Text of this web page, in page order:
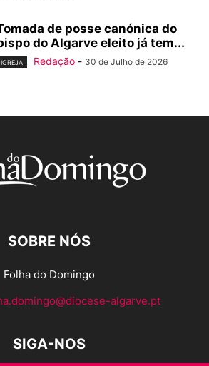
de posse canónica do
do Algarve eleito já tem...
IGREJA Redação - 30 de Julho de 2026
SOBRE NÓS
Folha do Domingo
algarve.pt
SIGA-NOS